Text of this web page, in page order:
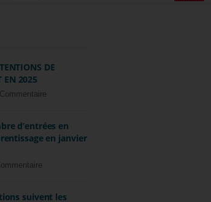
DE
EN 2025
d’entrées en
en janvier
suivent les